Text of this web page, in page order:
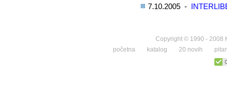
7.10.2005 -
Copyright © 1990 - 2008
početna
katalog 20 novih